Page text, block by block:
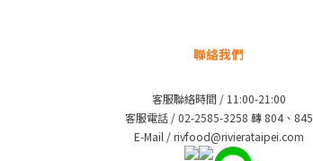
聯絡我們
客服聯絡時間 / 11:00-21:00
客服電話 / 02-2585-3258 轉 804、845
E-Mail / rivfood@rivierataipei.com